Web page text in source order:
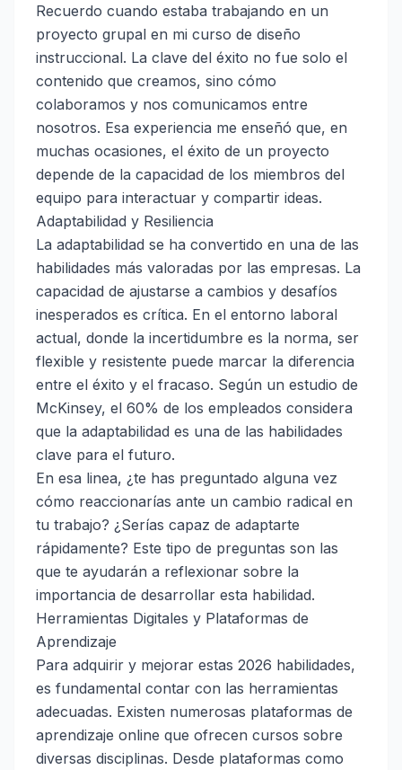
Recuerdo cuando estaba trabajando en un
proyecto grupal en mi curso de diseño
instruccional. La clave del éxito no fue solo el
contenido que creamos, sino cómo
colaboramos y nos comunicamos entre
nosotros. Esa experiencia me enseñó que, en
muchas ocasiones, el éxito de un proyecto
depende de la capacidad de los miembros del
equipo para interactuar y compartir ideas.
Adaptabilidad y Resiliencia
La adaptabilidad se ha convertido en una de las
habilidades más valoradas por las empresas. La
capacidad de ajustarse a cambios y desafíos
inesperados es crítica. En el entorno laboral
actual, donde la incertidumbre es la norma, ser
flexible y resistente puede marcar la diferencia
entre el éxito y el fracaso. Según un estudio de
McKinsey, el 60% de los empleados considera
que la adaptabilidad es una de las habilidades
clave para el futuro.
En esa linea, ¿te has preguntado alguna vez
cómo reaccionarías ante un cambio radical en
tu trabajo? ¿Serías capaz de adaptarte
rápidamente? Este tipo de preguntas son las
que te ayudarán a reflexionar sobre la
importancia de desarrollar esta habilidad.
Herramientas Digitales y Plataformas de
Aprendizaje
Para adquirir y mejorar estas 2026 habilidades,
es fundamental contar con las herramientas
adecuadas. Existen numerosas plataformas de
aprendizaje online que ofrecen cursos sobre
diversas disciplinas. Desde plataformas como